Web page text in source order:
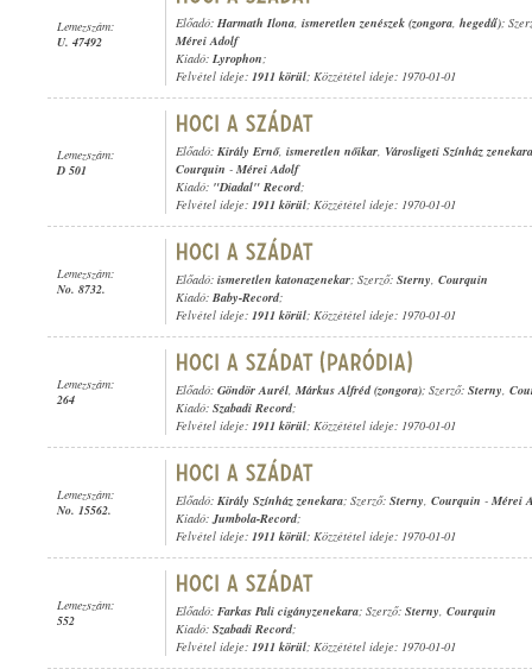
Lemezszám:
U. 47492
Előadó: Harmath Ilona, ismeretlen zenészek (zongora, hegedű);
Mérei Adolf
Kiadó: Lyrophon;
Felvétel ideje: 1911 körül; Közzététel ideje: 1970-01-01
Lemezszám:
D 501
Előadó: Király Ernő, ismeretlen nőikar, Városligeti Színház zenekara
Courquin - Mérei Adolf
Kiadó: "Diadal" Record;
Felvétel ideje: 1911 körül; Közzététel ideje: 1970-01-01
Lemezszám:
No. 8732.
Előadó: ismeretlen katonazenekar; Szerző: Sterny, Courquin
Kiadó: Baby-Record;
Felvétel ideje: 1911 körül; Közzététel ideje: 1970-01-01
Lemezszám:
264
Előadó: Göndör Aurél, Márkus Alfréd (zongora); Szerző: Sterny,
Kiadó: Szabadi Record;
Felvétel ideje: 1911 körül; Közzététel ideje: 1970-01-01
Lemezszám:
No. 15562.
Előadó: Király Színház zenekara; Szerző: Sterny, Courquin - Mérei
Kiadó:Jumbola-Record;
Felvétel ideje: 1911 körül; Közzététel ideje: 1970-01-01
Lemezszám:
552
Előadó: Farkas Pali cigányzenekara; Szerző: Sterny, Courquin
Kiadó: Szabadi Record;
Felvétel ideje: 1911 körül; Közzététel ideje: 1970-01-01